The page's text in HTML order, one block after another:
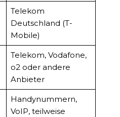
Telekom
Deutschland (T-
Mobile)
Telekom, Vodafone,
o2 oder andere
Anbieter
Handynummern,
VoIP, teilweise